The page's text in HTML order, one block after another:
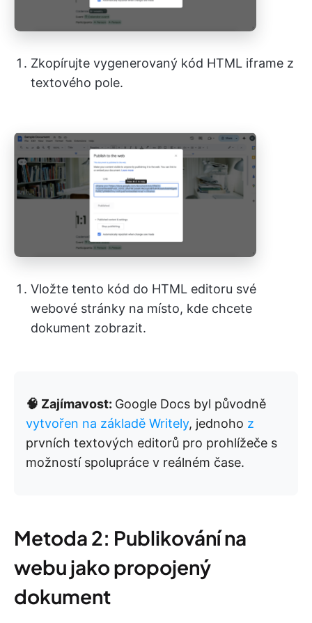
Zkopírujte vygenerovaný kód HTML iframe z
textového pole.
Vložte tento kód do HTML editoru své
webové stránky na místo, kde chcete
dokument zobrazit.
🧠 Zajímavost: Google Docs byl původně
vytvořen na základě Writely, jednoho z
prvních textových editorů pro prohlížeče s
možností spolupráce v reálném čase.
Metoda 2: Publikování na
webu jako propojený
dokument